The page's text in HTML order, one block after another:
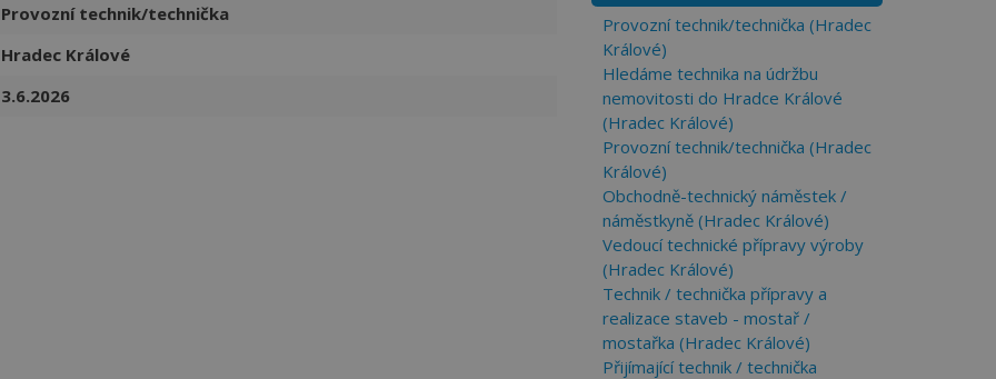
Provozní technik/technička
Hradec Králové
3.6.2026
Provozní technik/technička (Hradec
Králové)
Hledáme technika na údržbu
nemovitosti do Hradce Králové
(Hradec Králové)
Provozní technik/technička (Hradec
Králové)
Obchodně-technický náměstek /
náměstkyně (Hradec Králové)
Vedoucí technické přípravy výroby
(Hradec Králové)
Technik / technička přípravy a
realizace staveb - mostař /
mostařka (Hradec Králové)
Přijímající technik / technička
Hradec Králové a okolí?